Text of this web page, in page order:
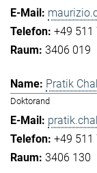
+49 511
3406 019
Pratik
Doktorand
+49 511
3406 130